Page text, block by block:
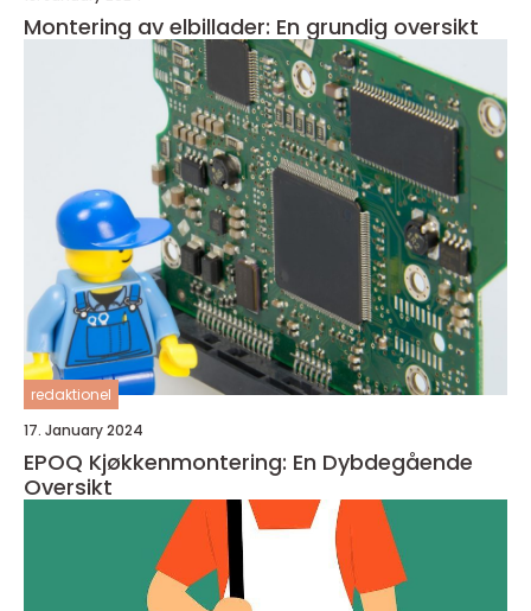
Montering av elbillader: En grundig oversikt
redaktionel
17. January 2024
EPOQ Kjøkkenmontering: En Dybdegående
Oversikt